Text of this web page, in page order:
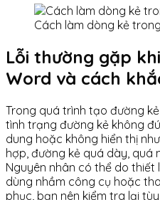
Cách làm dòng kẻ
Lỗi thường gặp
Word và cách
Trong quá trình tạo đường
tình trạng đường kẻ không
dung hoặc không hiển thị
hợp, đường kẻ quá dày, quá
Nguyên nhân có thể do
dùng nhầm công cụ hoặc
phục, bạn nên kiểm tra lại